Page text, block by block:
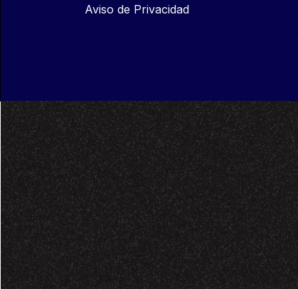
Aviso de Privacidad